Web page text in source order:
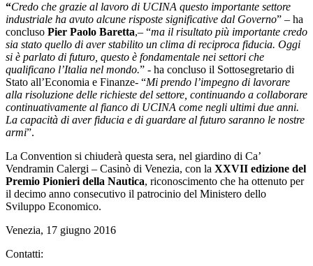
“Credo che grazie al lavoro di UCINA questo importante settore
industriale ha avuto alcune risposte significative dal Governo” – ha
concluso Pier Paolo Baretta,– “ma il risultato più importante credo
sia stato quello di aver stabilito un clima di reciproca fiducia. Oggi
si è parlato di futuro, questo è fondamentale nei settori che
qualificano l’Italia nel mondo.” - ha concluso il Sottosegretario di
Stato all’Economia e Finanze- “Mi prendo l’impegno di lavorare
alla risoluzione delle richieste del settore, continuando a collaborare
continuativamente al fianco di UCINA come negli ultimi due anni.
La capacità di aver fiducia e di guardare al futuro saranno le nostre
armi”.
La Convention si chiuderà questa sera, nel giardino di Ca’
Vendramin Calergi – Casinò di Venezia, con la XXVII edizione del
Premio Pionieri della Nautica, riconoscimento che ha ottenuto per
il decimo anno consecutivo il patrocinio del Ministero dello
Sviluppo Economico.
Venezia, 17 giugno 2016
Contatti: